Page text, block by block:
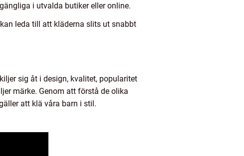
i utvalda butiker eller online.
leda till att kläderna slits ut snabbt
sig åt i design, kvalitet, popularitet
märke. Genom att förstå de olika
att klä våra barn i stil.